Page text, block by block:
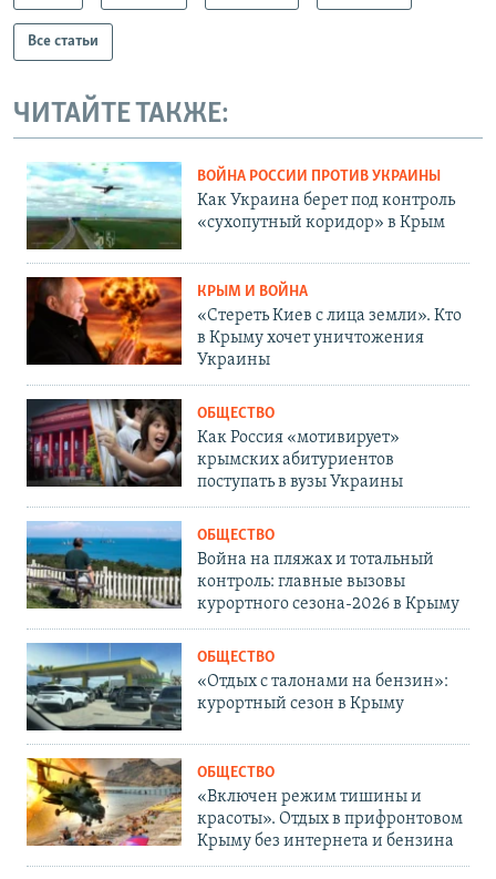
Все статьи
ЧИТАЙТЕ ТАКЖЕ:
ВОЙНА РОССИИ ПРОТИВ УКРАИНЫ
Как Украина берет под контроль
«сухопутный коридор» в Крым
КРЫМ И ВОЙНА
«Стереть Киев с лица земли». Кто
в Крыму хочет уничтожения
Украины
ОБЩЕСТВО
Как Россия «мотивирует»
крымских абитуриентов
поступать в вузы Украины
ОБЩЕСТВО
Война на пляжах и тотальный
контроль: главные вызовы
курортного сезона-2026 в Крыму
ОБЩЕСТВО
«Отдых с талонами на бензин»:
курортный сезон в Крыму
ОБЩЕСТВО
«Включен режим тишины и
красоты». Отдых в прифронтовом
Крыму без интернета и бензина